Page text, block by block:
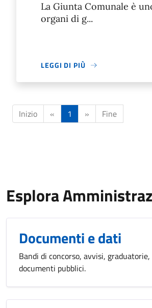
La Giunta Comunale è
organi di g...
LEGGI DI PIÙ
Inizio « 1 » Fine
Esplora
Documenti e dati
Bandi di concorso, avvisi,
documenti pubblici.